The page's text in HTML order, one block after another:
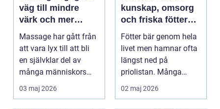
väg till mindre
värk och mer
vardagsenergi
Massage har gått från
att vara lyx till att bli
en självklar del av
många människors
hälsa och varda...
03 maj 2026
kunskap, omsorg
och friska fötter
året runt
Fötter bär genom hela
livet men hamnar ofta
längst ned på
priolistan. Många
väntar tills problemen
02 maj 2026